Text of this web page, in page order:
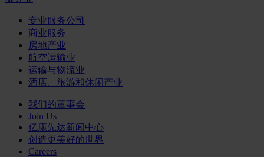
专业服务公司
商业服务
房地产业
航空运输业
运输与物流业
酒店、旅游和休闲产业
我们的董事会
Join Us
亿康先达新闻中心
创造更美好的世界
Careers